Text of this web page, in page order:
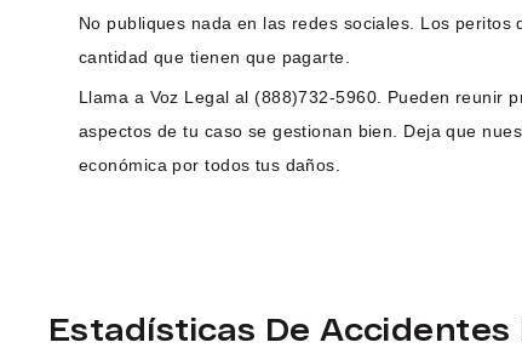
No publiques nada en las redes sociales. Los
cantidad que tienen que pagarte.
Llama a Voz Legal al (888)732-5960. Pueden reunir
aspectos de tu caso se gestionan bien. Deja que
económica por todos tus daños.
Estadísticas De Accidentes